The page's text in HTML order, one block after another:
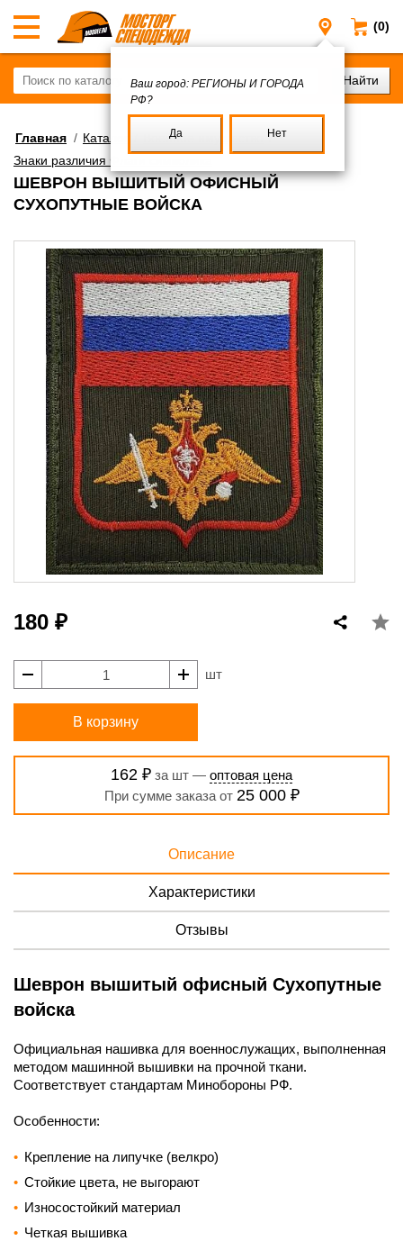
(0)
Регионы
Ваш город: РЕГИОНЫ И ГОРОДА
РФ?
Да Нет
Главная / Каталог Военное имущество
/
Знаки различия Флаги символика
ШЕВРОН ВЫШИТЫЙ ОФИСНЫЙ
СУХОПУТНЫЕ ВОЙСКА
180 ₽
шт
В корзину
162 ₽ за шт — оптовая цена
При сумме заказа от 25 000 ₽
Описание
Характеристики
Отзывы
Шеврон вышитый офисный Сухопутные
войска
Официальная нашивка для военнослужащих, выполненная
методом машинной вышивки на прочной ткани.
Соответствует стандартам Минобороны РФ.
Особенности:
Крепление на липучке (велкро)
Стойкие цвета, не выгорают
Износостойкий материал
Четкая вышивка